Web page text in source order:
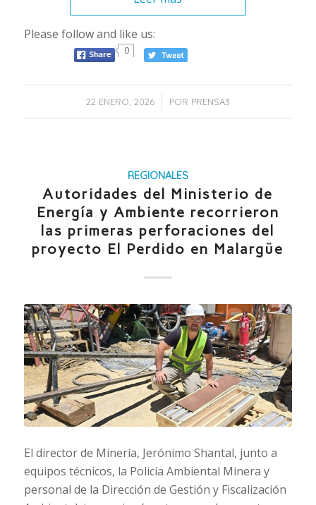
Please follow and like us:
0
22 ENERO, 2026
/ POR PRENSA3
REGIONALES
Autoridades del Ministerio de
Energía y Ambiente recorrieron
las primeras perforaciones del
proyecto El Perdido en Malargüe
El director de Minería, Jerónimo Shantal, junto a
equipos técnicos, la Policía Ambiental Minera y
personal de la Dirección de Gestión y Fiscalización